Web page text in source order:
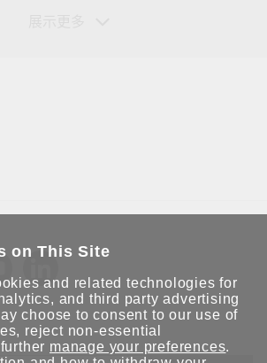
on This Site
and related technologies for
and third party advertising
choose to consent to our use of
reject non-essential
manage your preferences.